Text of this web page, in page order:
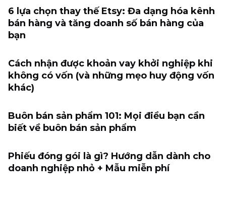
6 lựa chọn thay thế Etsy: Đa dạng hóa kênh
bán hàng và tăng doanh số bán hàng của
bạn
Cách nhận được khoản vay khởi nghiệp khi
không có vốn (và những mẹo huy động vốn
khác)
Buôn bán sản phẩm 101: Mọi điều bạn cần
biết về buôn bán sản phẩm
Phiếu đóng gói là gì? Hướng dẫn dành cho
doanh nghiệp nhỏ + Mẫu miễn phí